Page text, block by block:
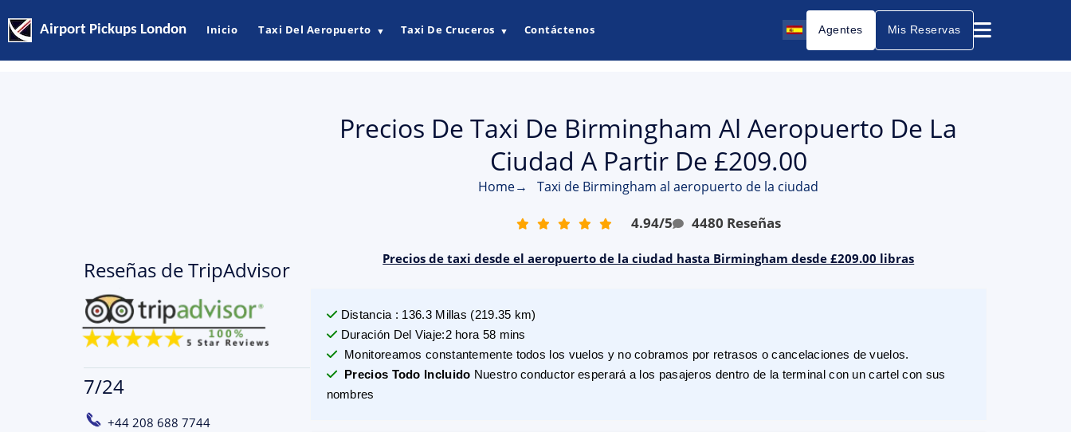
Airport Pickups London Inicio Taxi Del Aeropuerto ▼ Taxi De Cruceros ▼ Contáctenos Agentes Mis Reservas
Reseñas de TripAdvisor
7/24
+44 208 688 7744
Precios De Taxi De Birmingham Al Aeropuerto De La
Ciudad A Partir De £209.00
Home→ Taxi de Birmingham al aeropuerto de la ciudad
4.94/5 4480 Reseñas
Precios de taxi desde el aeropuerto de la ciudad hasta Birmingham desde £209.00 libras
Distancia : 136.3 Millas (219.35 km)
Duración Del Viaje:2 hora 58 mins
Monitoreamos constantemente todos los vuelos y no cobramos por retrasos o cancelaciones de vuelos.
Precios Todo Incluido Nuestro conductor esperará a los pasajeros dentro de la terminal con un cartel con sus
nombres